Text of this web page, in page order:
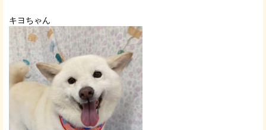
キヨちゃん